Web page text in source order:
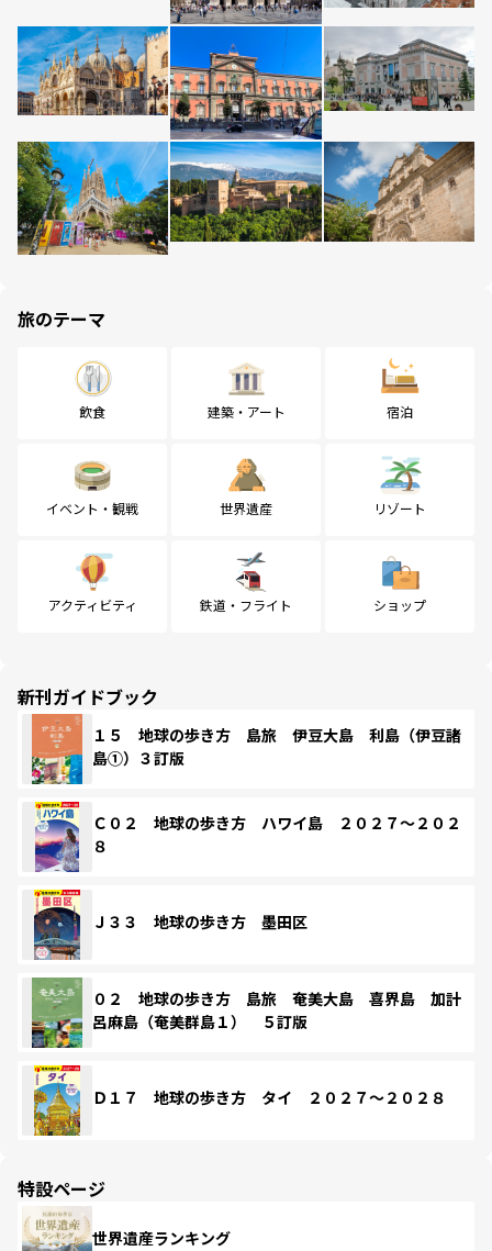
旅のテーマ
飲食 建築・アート 宿泊
イベント・観戦 世界遺産 リゾート
アクティビティ 鉄道・フライト ショップ
新刊ガイドブック
１５ 地球の歩き方 島旅 伊豆大島 利島（伊豆諸
島①）３訂版
Ｃ０２ 地球の歩き方 ハワイ島 ２０２７～２０２
８
Ｊ３３ 地球の歩き方 墨田区
０２ 地球の歩き方 島旅 奄美大島 喜界島 加計
呂麻島（奄美群島１） ５訂版
Ｄ１７ 地球の歩き方 タイ ２０２７～２０２８
特設ページ
世界遺産ランキング